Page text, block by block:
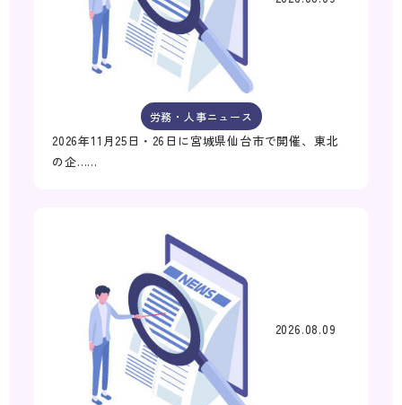
労務・人事ニュース
2026年11月25日・26日に宮城県仙台市で開催、東北
の企……
2026.08.09